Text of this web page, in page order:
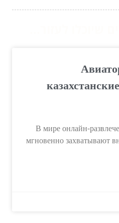
В мире онлайн-
мгновенно захватывают